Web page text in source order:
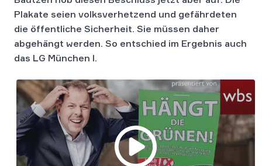
Plakate seien volksverhetzend und gefährdeten
die öffentliche Sicherheit. Sie müssen daher
abgehängt werden. So entschied im Ergebnis auch
das LG München I.